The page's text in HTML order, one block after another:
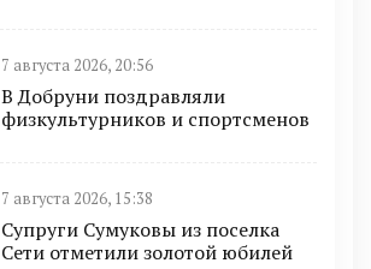
7 августа 2026, 20:56
В Добруни поздравляли
физкультурников и спортсменов
7 августа 2026, 15:38
Супруги Сумуковы из поселка
Сети отметили золотой юбилей